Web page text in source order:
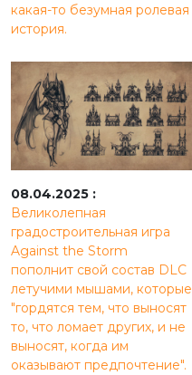
какая-то безумная ролевая
история.
08.04.2025 :
Великолепная
градостроительная игра
Against the Storm
пополнит свой состав DLC
летучими мышами, которые
"гордятся тем, что выносят
то, что ломает других, и не
выносят, когда им
оказывают предпочтение".